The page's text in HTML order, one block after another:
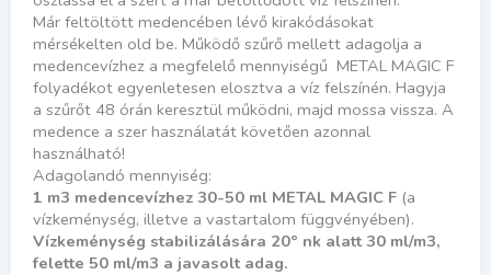
Már feltöltött medencében lévő kirakódásokat
mérsékelten old be. Működő szűrő mellett adagolja a
medencevízhez a megfelelő mennyiségű METAL MAGIC F
folyadékot egyenletesen elosztva a víz felszínén. Hagyja
a szűrőt 48 órán keresztül működni, majd mossa vissza. A
medence a szer használatát követően azonnal
használható!
Adagolandó mennyiség:
1 m3 medencevízhez 30-50 ml METAL MAGIC F (a
vízkeménység, illetve a vastartalom függvényében).
Vízkeménység stabilizálására 20° nk alatt 30 ml/m3,
felette 50 ml/m3 a javasolt adag.